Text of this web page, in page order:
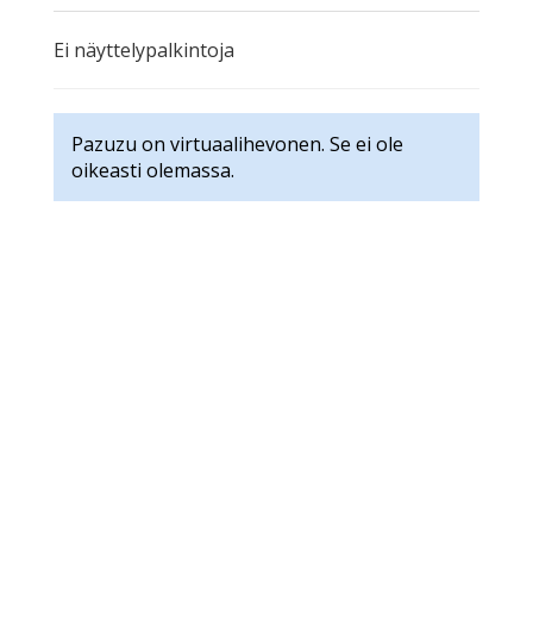
Ei näyttelypalkintoja
Pazuzu on virtuaalihevonen. Se ei ole
oikeasti olemassa.